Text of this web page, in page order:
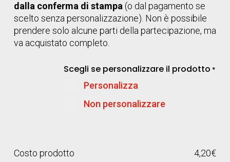
dalla conferma di stampa (o dal pagamento se
scelto senza personalizzazione). Non è possibile
prendere solo alcune parti della partecipazione, ma
va acquistato completo.
Scegli se personalizzare il prodotto *
Personalizza
Non personalizzare
Costo prodotto 4,20€